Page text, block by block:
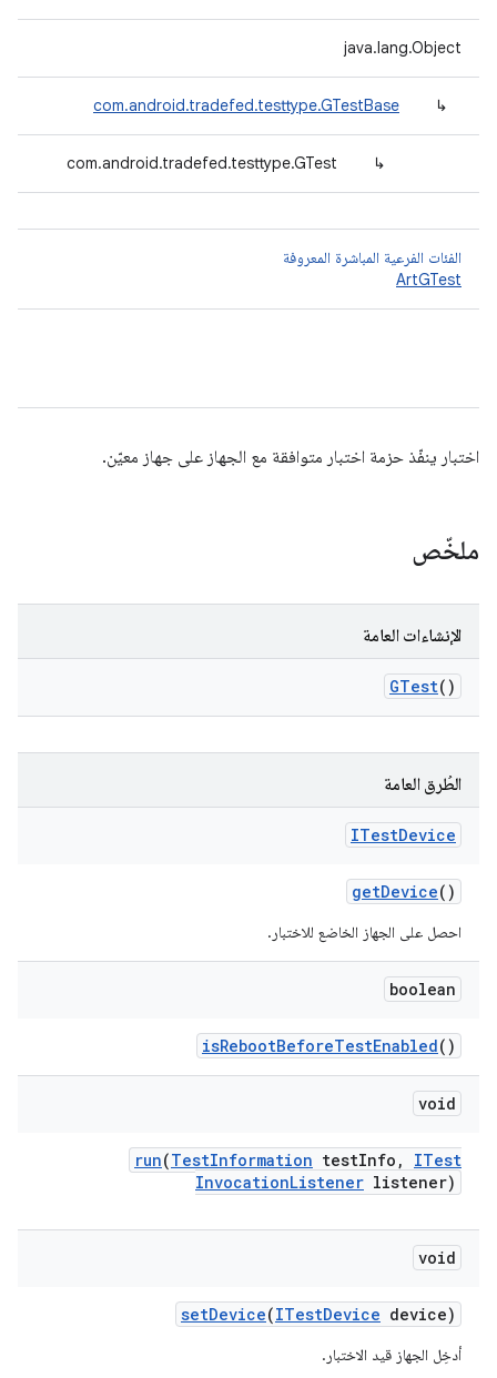
java.lang.Object
↳
com.android.tradefed.testtype.GTestBase
↳
com.android.tradefed.testtype.GTest
الفئات الفرعية المباشرة المعروفة
ArtGTest
اختبار ينفّذ حزمة اختبار متوافقة مع الجهاز على جهاز معيّن.
ملخّص
الإنشاءات العامة
GTest()
الطُرق العامة
ITestDevice
getDevice()
احصل على الجهاز الخاضع للاختبار.
boolean
isRebootBeforeTestEnabled()
void
run(TestInformation testInfo ,
ITest
InvocationListener listener)
void
setDevice(ITestDevice device)
أدخِل الجهاز قيد الاختبار.